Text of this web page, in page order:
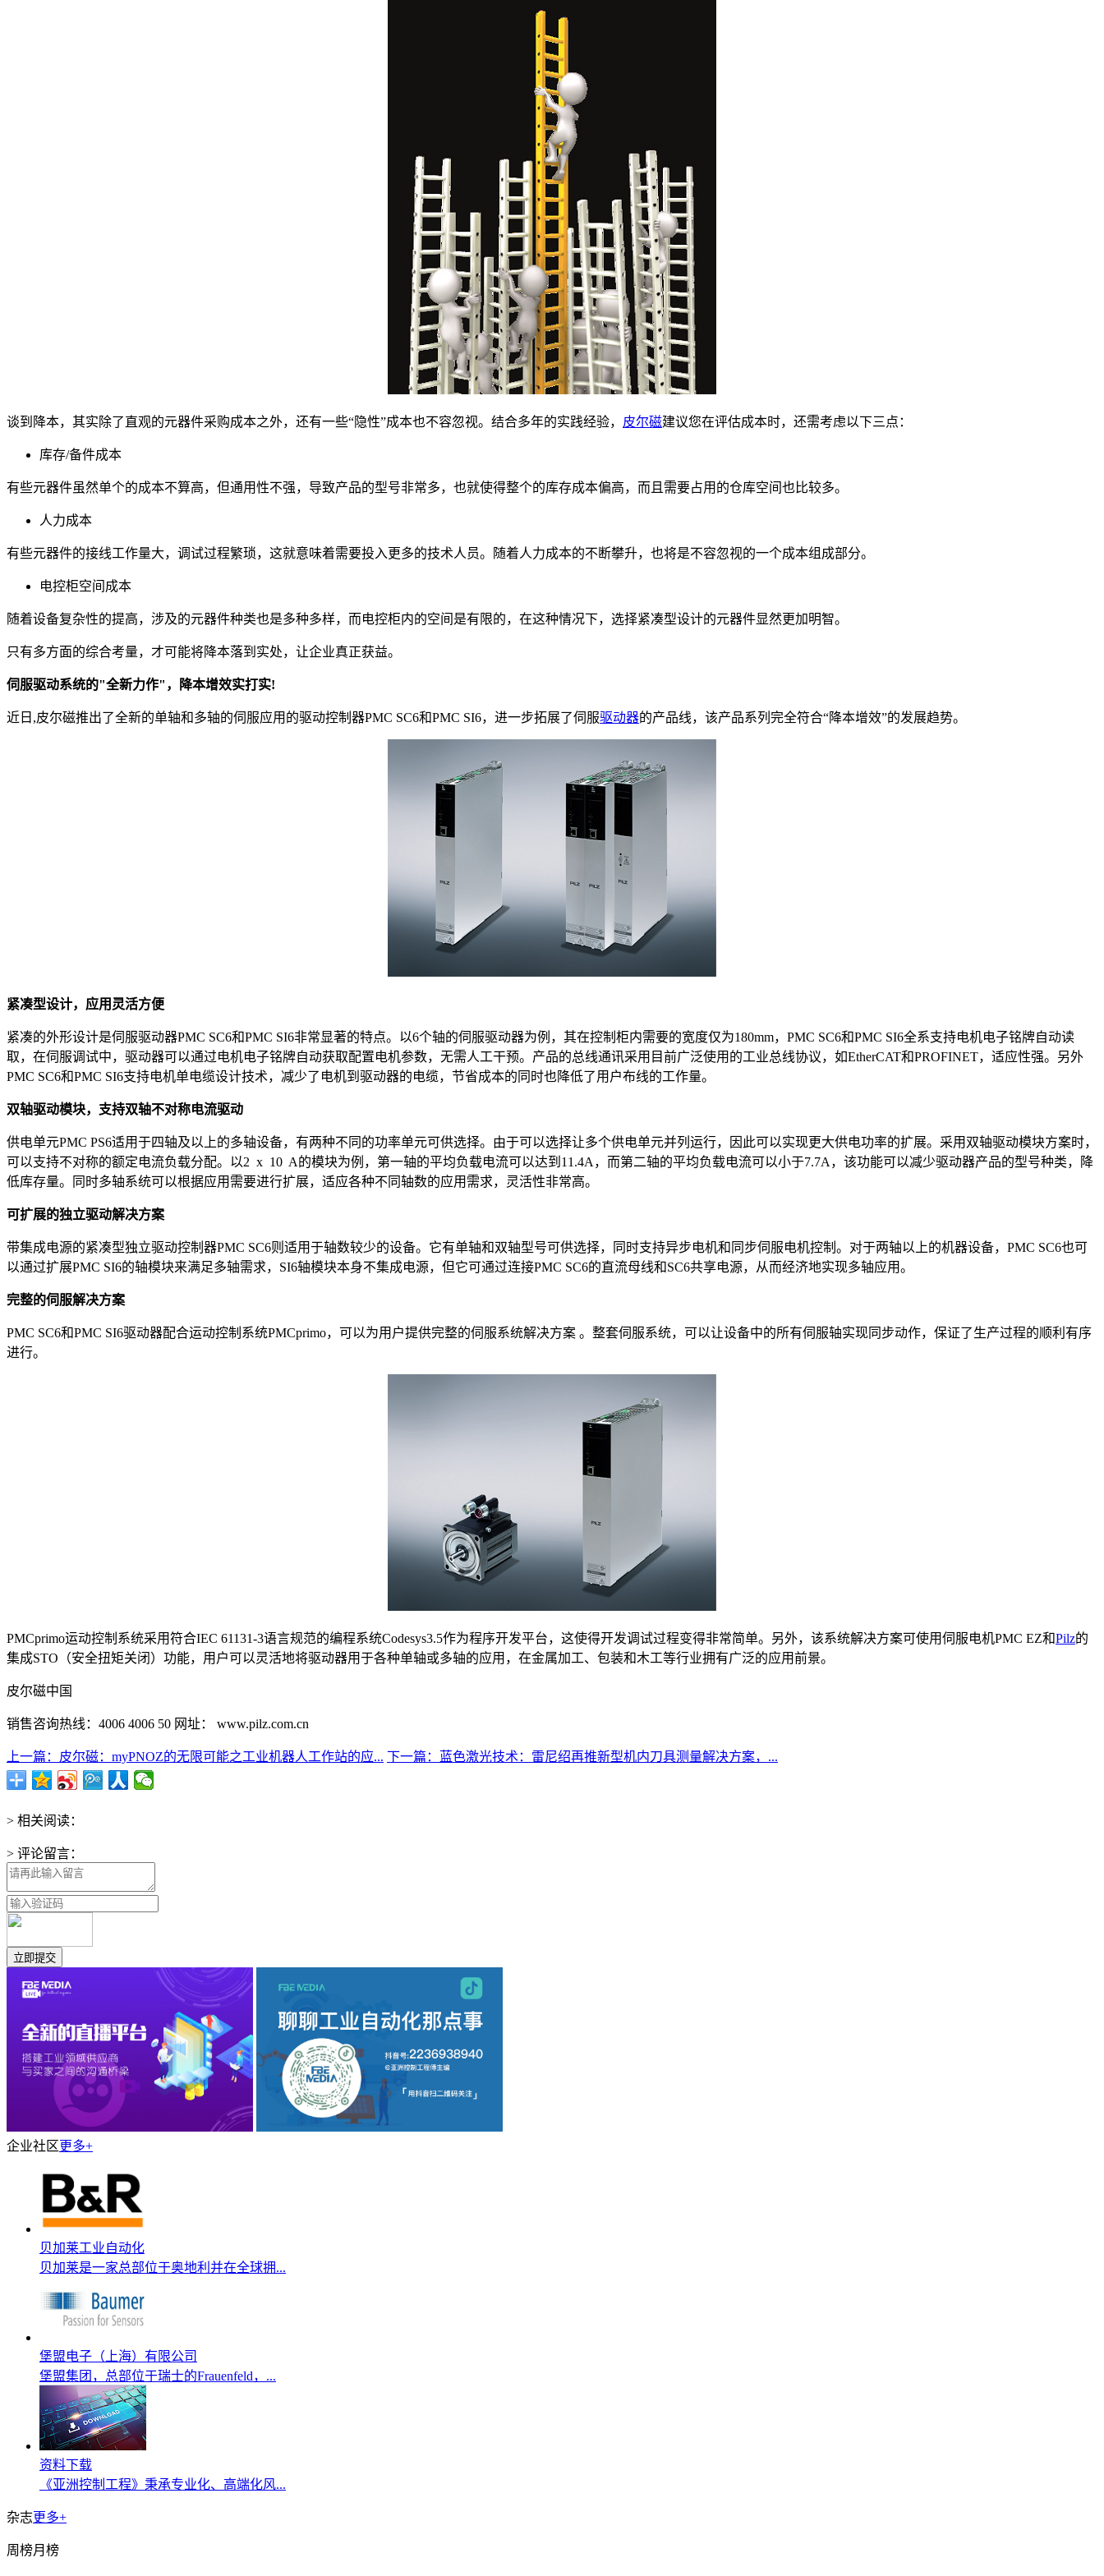
谈到降本，其实除了直观的元器件采购成本之外，还有一些“隐性”成本也不容忽视。结合多年的实践经验， 皮尔磁建议您在评估成本时，还需考虑以下三点：
库存/备件成本
有些元器件虽然单个的成本不算高，但通用性不强，导致产品的型号非常多，也就使得整个的库存成本偏高，而且需要占用的仓库空间也比较多。
人力成本
有些元器件的接线工作量大，调试过程繁琐，这就意味着需要投入更多的技术人员。随着人力成本的不断攀升，也将是不容忽视的一个成本组成部分。
电控柜空间成本
随着设备复杂性的提高，涉及的元器件种类也是多种多样，而电控柜内的空间是有限的，在这种情况下，选择紧凑型设计的元器件显然更加明智。
只有多方面的综合考量，才可能将降本落到实处，让企业真正获益。
伺服驱动系统的"全新力作"，降本增效实打实!
近日,皮尔磁推出了全新的单轴和多轴的伺服应用的驱动控制器PMC SC6和PMC SI6，进一步拓展了伺服驱动器的产品线，该产品系列完全符合“降本增效”的发展趋势。
紧凑型设计，应用灵活方便
紧凑的外形设计是伺服驱动器PMC SC6和PMC SI6非常显著的特点。以6个轴的伺服驱动器为例，其在控制柜内需要的宽度仅为180mm，PMC SC6和PMC SI6全系支持电机电子铭牌自动读
取，在伺服调试中，驱动器可以通过电机电子铭牌自动获取配置电机参数，无需人工干预。产品的总线通讯采用目前广泛使用的工业总线协议，如EtherCAT和PROFINET，适应性强。另外
PMC SC6和PMC SI6支持电机单电缆设计技术，减少了电机到驱动器的电缆，节省成本的同时也降低了用户布线的工作量。
双轴驱动模块，支持双轴不对称电流驱动
供电单元PMC PS6适用于四轴及以上的多轴设备，有两种不同的功率单元可供选择。由于可以选择让多个供电单元并列运行，因此可以实现更大供电功率的扩展。采用双轴驱动模块方案时，
可以支持不对称的额定电流负载分配。以2 x 10 A的模块为例，第一轴的平均负载电流可以达到11.4A，而第二轴的平均负载电流可以小于7.7A，该功能可以减少驱动器产品的型号种类，降
低库存量。同时多轴系统可以根据应用需要进行扩展，适应各种不同轴数的应用需求，灵活性非常高。
可扩展的独立驱动解决方案
带集成电源的紧凑型独立驱动控制器PMC SC6则适用于轴数较少的设备。它有单轴和双轴型号可供选择，同时支持异步电机和同步伺服电机控制。对于两轴以上的机器设备，PMC SC6也可
以通过扩展PMC SI6的轴模块来满足多轴需求，SI6轴模块本身不集成电源，但它可通过连接PMC SC6的直流母线和SC6共享电源，从而经济地实现多轴应用。
完整的伺服解决方案
PMC SC6和PMC SI6驱动器配合运动控制系统PMCprimo，可以为用户提供完整的伺服系统解决方案 。整套伺服系统，可以让设备中的所有伺服轴实现同步动作，保证了生产过程的顺利有序
进行。
PMCprimo运动控制系统采用符合IEC 61131-3语言规范的编程系统Codesys3.5作为程序开发平台，这使得开发调试过程变得非常简单。另外，该系统解决方案可使用伺服电机PMC EZ和Pilz的
集成STO（安全扭矩关闭）功能，用户可以灵活地将驱动器用于各种单轴或多轴的应用，在金属加工、包装和木工等行业拥有广泛的应用前景。
皮尔磁中国
销售咨询热线：4006 4006 50 网址： www.pilz.com.cn
上一篇：皮尔磁：myPNOZ的无限可能之工业机器人工作站的应... 下一篇：蓝色激光技术：雷尼绍再推新型机内刀具测量解决方案，...
> 相关阅读：
> 评论留言：
企业社区更多+
贝加莱工业自动化
贝加莱是一家总部位于奥地利并在全球拥...
堡盟电子（上海）有限公司
堡盟集团，总部位于瑞士的Frauenfeld，...
资料下载
《亚洲控制工程》秉承专业化、高端化风...
杂志更多+
周榜月榜